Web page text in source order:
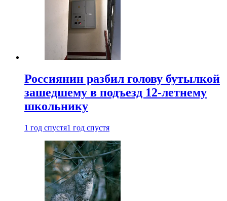
Россиянин разбил голову бутылкой
зашедшему в подъезд 12-летнему
школьнику
1 год спустя1 год спустя